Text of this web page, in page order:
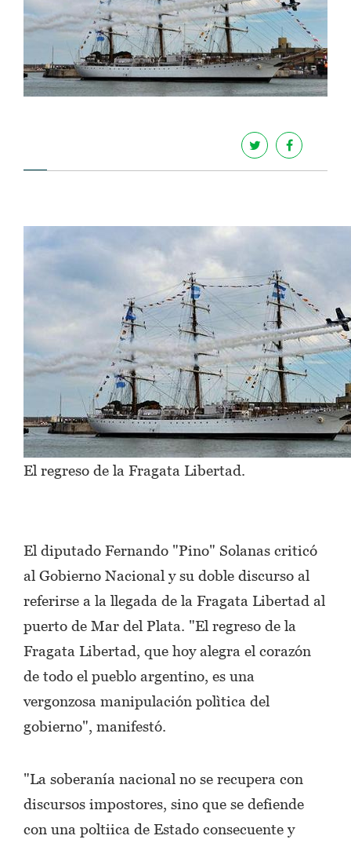
El regreso de la Fragata Libertad.
El diputado Fernando "Pino" Solanas criticó
al Gobierno Nacional y su doble discurso al
referirse a la llegada de la Fragata Libertad al
puerto de Mar del Plata. "El regreso de la
Fragata Libertad, que hoy alegra el corazón
de todo el pueblo argentino, es una
vergonzosa manipulación polìtica del
gobierno", manifestó.
"La soberanía nacional no se recupera con
discursos impostores, sino que se defiende
con una poltiica de Estado consecuente y